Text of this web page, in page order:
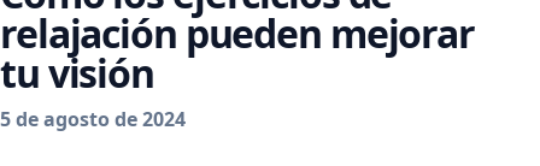
relajación pueden mejorar
tu visión
5 de agosto de 2024